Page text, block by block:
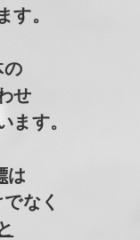
す。
の
せ
ます。
は
なく